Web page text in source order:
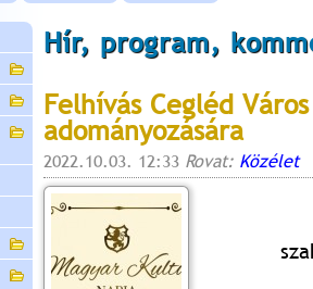
Hír, program,
Felhívás Cegléd
adományozására
2022.10.03. 12:33 Rovat: Közélet